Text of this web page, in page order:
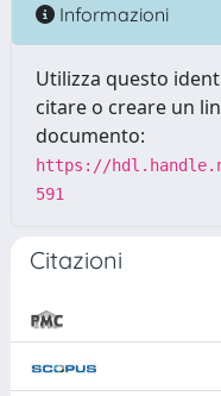
Informazioni
Utilizza questo
citare o creare un
documento:
https://
591
Citazioni